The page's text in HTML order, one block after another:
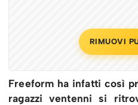
RIMUOVI
Freeform ha infatti così
ragazzi ventenni si